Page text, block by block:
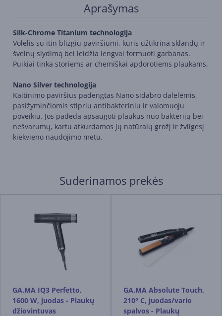
Aprašymas
Silk-Chrome Titanium technologija
Volelis su itin blizgiu paviršiumi, kuris užtikrina sklandų ir
švelnų slydimą bei leidžia lengvai formuoti garbanas.
Puikiai tinka storiems ar chemiškai apdorotiems plaukams.
Nano Silver technologija
Kaitinimo paviršius padengtas Nano sidabro dalelėmis,
pasižyminčiomis stipriu antibakteriniu ir valomuoju
poveikiu. Jos padeda apsaugoti plaukus nuo bakterijų bei
nešvarumų, kartu atkurdamos jų natūralų grožį ir žvilgesį
kiekvieno naudojimo metu.
Suderinamos prekės
GA.MA IQ3 Perfetto,
1600 W, juodas - Plaukų
džiovintuvas
GA.MA Absolute Touch,
210° C, juodas/vario
spalvos - Plaukų